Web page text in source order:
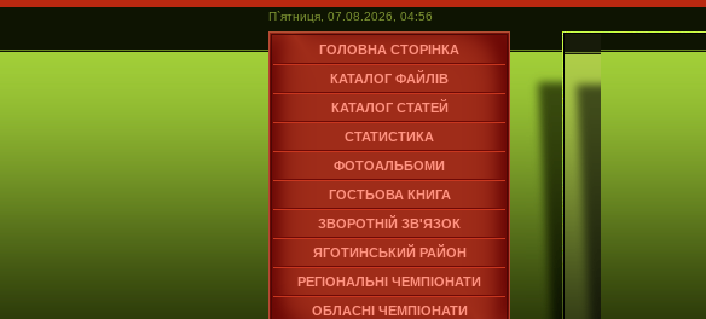
П`ятниця, 07.08.2026, 04:56
ГОЛОВНА СТОРІНКА
КАТАЛОГ ФАЙЛІВ
КАТАЛОГ СТАТЕЙ
СТАТИСТИКА
ФОТОАЛЬБОМИ
ГОСТЬОВА КНИГА
ЗВОРОТНІЙ ЗВ'ЯЗОК
ЯГОТИНСЬКИЙ РАЙОН
РЕГІОНАЛЬНІ ЧЕМПІОНАТИ
ОБЛАСНІ ЧЕМПІОНАТИ